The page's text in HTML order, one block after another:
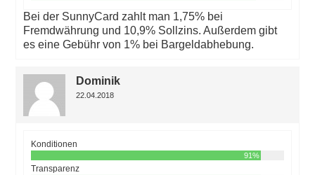
Bei der SunnyCard zahlt man 1,75% bei
Fremdwährung und 10,9% Sollzins. Außerdem gibt
es eine Gebühr von 1% bei Bargeldabhebung.
Dominik
22.04.2018
Konditionen
91%
Transparenz